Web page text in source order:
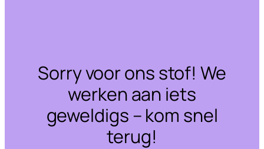
Sorry voor ons stof! We
werken aan iets
geweldigs – kom snel
terug!